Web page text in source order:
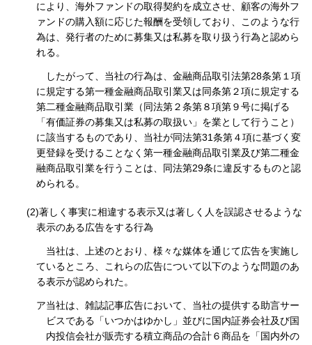
により、海外ファンドの取得契約を成立させ、顧客の海外フ
ァンドの購入額に応じた報酬を受領しており、このような行
為は、発行者のために募集又は私募を取り扱う行為と認めら
れる。
したがって、当社の行為は、金融商品取引法第28条第１項
に規定する第一種金融商品取引業又は同条第２項に規定する
第二種金融商品取引業（同法第２条第８項第９号に掲げる
「有価証券の募集又は私募の取扱い」を業として行うこと）
に該当するものであり、当社が同法第31条第４項に基づく変
更登録を受けることなく第一種金融商品取引業及び第二種金
融商品取引業を行うことは、同法第29条に違反するものと認
められる。
(2)著しく事実に相違する表示又は著しく人を誤認させるような
表示のある広告をする行為
当社は、上述のとおり、様々な媒体を通じて広告を実施し
ているところ、これらの広告について以下のような問題のあ
る表示が認められた。
ア当社は、雑誌記事広告において、当社の提供する助言サー
ビスである「いつかはゆかし」並びに国内証券会社及び国
内投信会社が販売する積立商品の合計６商品を「国内外の